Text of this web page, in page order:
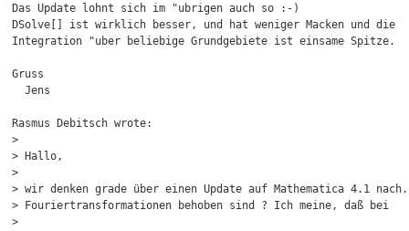
Das Update lohnt sich im "ubrigen auch so :-)
DSolve[] ist wirklich besser, und hat weniger Macken und die
Integration "uber beliebige Grundgebiete ist einsame Spitze.
Gruss
Rasmus Debitsch wrote:
>
> Hallo,
>
> wir denken grade über einen Update auf Mathematica 4.1
> Fouriertransformationen behoben sind ? Ich meine, daß bei
>